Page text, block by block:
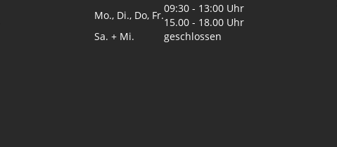
Mo., Di., Do, Fr.
09:30 - 13:00 Uhr
15.00 - 18.00 Uhr
Sa. + Mi.
geschlossen